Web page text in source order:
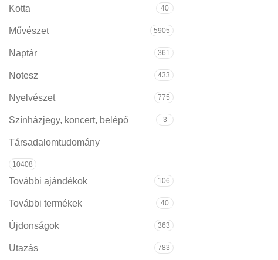
Kotta 40
Művészet 5905
Naptár 361
Notesz 433
Nyelvészet 775
Színházjegy, koncert, belépő 3
Társadalomtudomány
10408
További ajándékok 106
További termékek 40
Újdonságok 363
Utazás 783